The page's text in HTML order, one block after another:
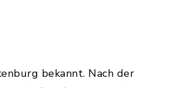
bekannt. Nach der